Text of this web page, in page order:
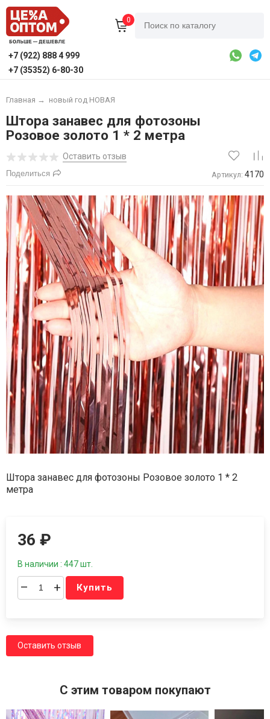
0
+7 (922) 888 4 999
+7 (35352) 6-80-30
Главная → новый год НОВАЯ
Штора занавес для фотозоны
Розовое золото 1 * 2 метра
Оставить отзыв
Поделиться Артикул: 4170
Штора занавес для фотозоны Розовое золото 1 * 2
метра
36₽
В наличии : 447 шт.
– + Купить
Оставить отзыв
C этим товаром покупают